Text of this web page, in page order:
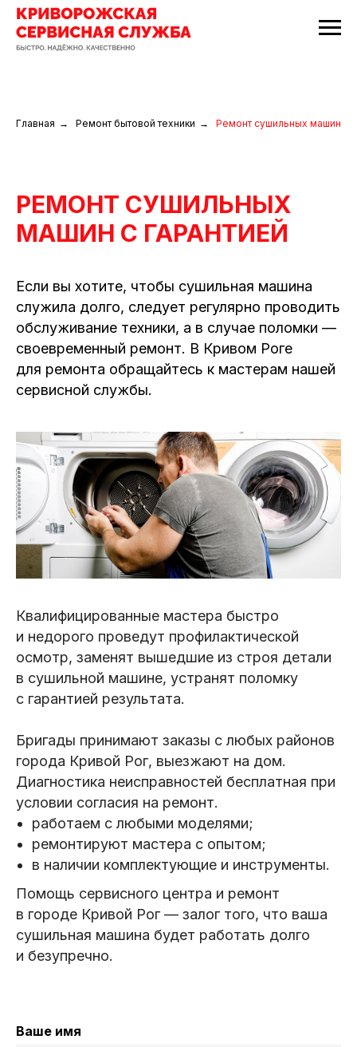
Главная → Ремонт бытовой техники → Ремонт сушильных машин
РЕМОНТ СУШИЛЬНЫХ
МАШИН С ГАРАНТИЕЙ
Если вы хотите, чтобы сушильная машина
служила долго, следует регулярно проводить
обслуживание техники, а в случае поломки —
своевременный ремонт. В Кривом Роге
для ремонта обращайтесь к мастерам нашей
сервисной службы.
Квалифицированные мастера быстро
и недорого проведут профилактической
осмотр, заменят вышедшие из строя детали
в сушильной машине, устранят поломку
с гарантией результата.
Бригады принимают заказы с любых районов
города Кривой Рог, выезжают на дом.
Диагностика неисправностей бесплатная при
условии согласия на ремонт.
работаем с любыми моделями;
ремонтируют мастера с опытом;
в наличии комплектующие и инструменты.
Помощь сервисного центра и ремонт
в городе Кривой Рог — залог того, что ваша
сушильная машина будет работать долго
и безупречно.
Ваше имя